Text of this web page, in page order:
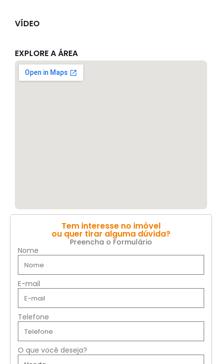
VÍDEO
EXPLORE A ÁREA
Tem interesse no imóvel
ou quer tirar alguma dúvida?
Preencha o Formulário
Nome
E-mail
Telefone
O que você deseja?